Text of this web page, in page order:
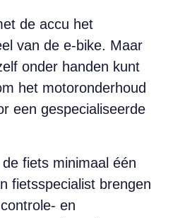
de accu het
van de e-bike. Maar
onder handen kunt
het motoronderhoud
een gespecialiseerde
fiets minimaal één
fietsspecialist brengen
en